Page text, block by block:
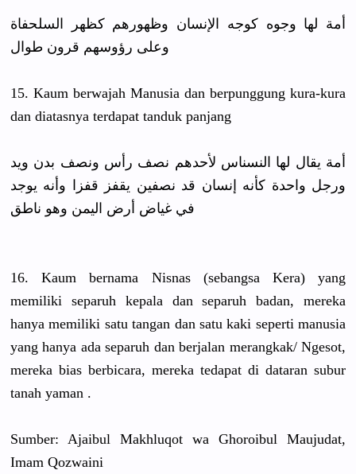
أمة لها وجوه كوجه الإنسان وظهورهم كظهر السلحفاة
وعلى رؤوسهم قرون طوال
15. Kaum berwajah Manusia dan berpunggung kura-kura
dan diatasnya terdapat tanduk panjang
أمة يقال لها النسناس لأحدهم نصف رأس ونصف بدن ويد
ورجل واحدة كأنه إنسان قد نصفين يقفز قفزا وأنه يوجد
في غياض أرض اليمن وهو ناطق
16. Kaum bernama Nisnas (sebangsa Kera) yang
memiliki separuh kepala dan separuh badan, mereka
hanya memiliki satu tangan dan satu kaki seperti manusia
yang hanya ada separuh dan berjalan merangkak/Ngesot,
mereka bias berbicara, mereka tedapat di dataran subur
tanah yaman .
Sumber: Ajaibul Makhluqot wa Ghoroibul Maujudat,
Imam Qozwaini